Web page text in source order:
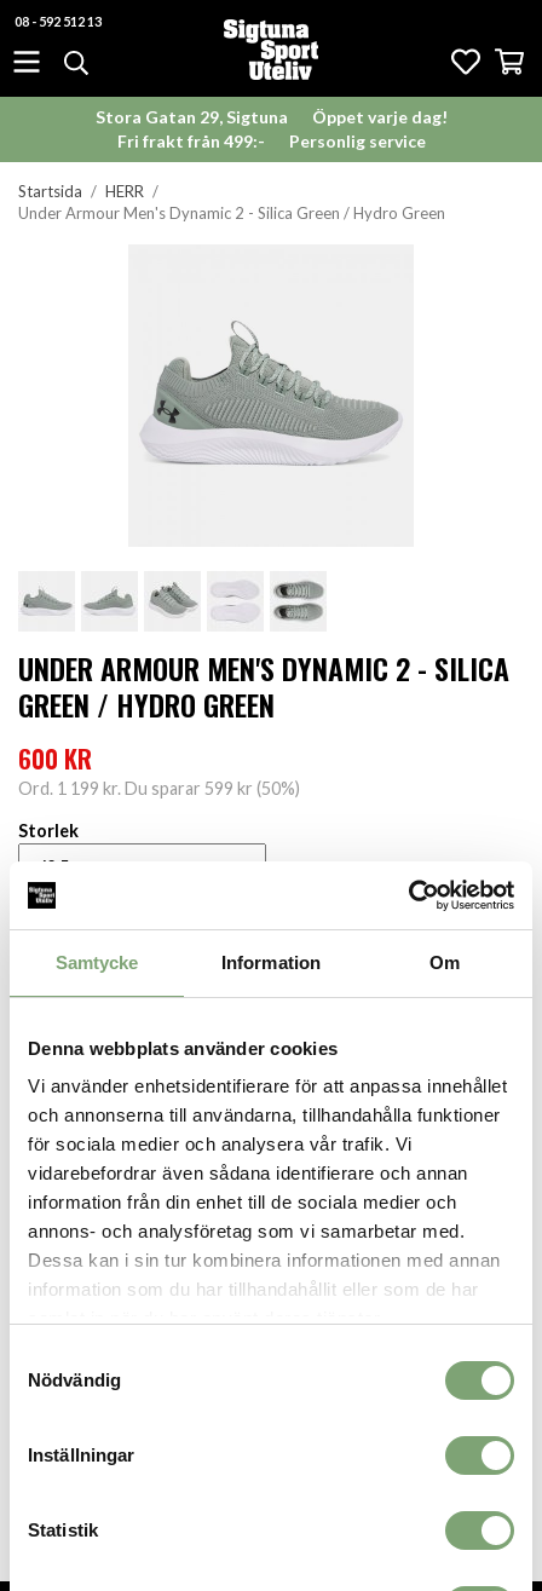
Samtycke Information Om
Denna webbplats använder cookies
Vi använder enhetsidentifierare för att anpassa innehållet
och annonserna till användarna, tillhandahålla funktioner
för sociala medier och analysera vår trafik. Vi
vidarebefordrar även sådana identifierare och annan
information från din enhet till de sociala medier och
annons- och analysföretag som vi samarbetar med.
Dessa kan i sin tur kombinera informationen med annan
information som du har tillhandahållit eller som de har
Nödvändig
Inställningar
Statistik
08 - 592 512 13
Stora Gatan 29, Sigtuna
Öppet varje dag!
Fri frakt från 499:-
Personlig service
Startsida / HERR /
Under Armour Men's Dynamic 2 - Silica Green / Hydro Green
UNDER ARMOUR MEN'S DYNAMIC 2 - SILICA
GREEN / HYDRO GREEN
600 KR
Ord. 1 199 kr. Du sparar 599 kr (50%)
Storlek
LÄGG I VARUKORGEN
UA Dynamic är den ultimata träningsskon. Den kombinerar studs
och dämpning av en löparsko med stödet och greppet från en
tyngdlyftande sko, så att du kan ta dig an vilket träningspass som
helst utan att sakta ner.
Specifikation:
Uppdaterad, mjukare Flow-mellansula ger responsiv
dämpning med en bredare bas för stabilitet under
sidorörelser
Yttersulmaterialet är supertåligt och ökar markgreppet
SPARA SOM FAVORIT
Artikelnummer: